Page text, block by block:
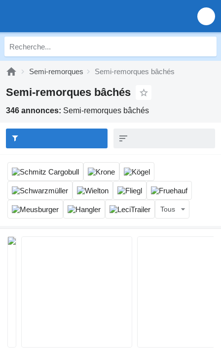
Semi-remorques Semi-remorques bâchés
Semi-remorques bâchés
346 annonces: Semi-remorques bâchés
Tous